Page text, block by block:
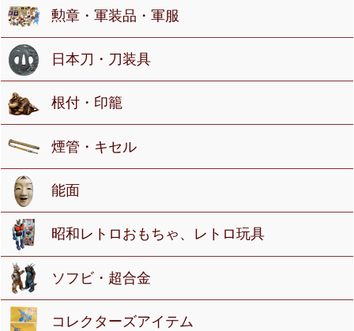
勲章・軍装品・軍服
日本刀・刀装具
根付・印籠
煙管・キセル
能面
昭和レトロおもちゃ、レトロ玩具
ソフビ・超合金
コレクターズアイテム